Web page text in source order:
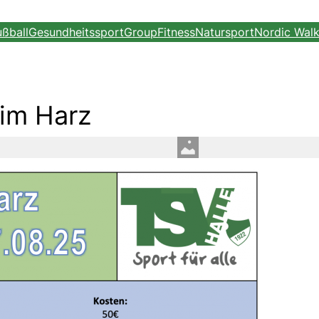
GesundheitssportGroupFitnessNatursportNordic
Harz